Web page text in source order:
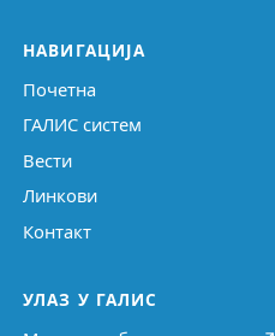
НАВИГАЦИЈА
Почетна
ГАЛИС систем
Вести
Линкови
Контакт
УЛАЗ У ГАЛИС